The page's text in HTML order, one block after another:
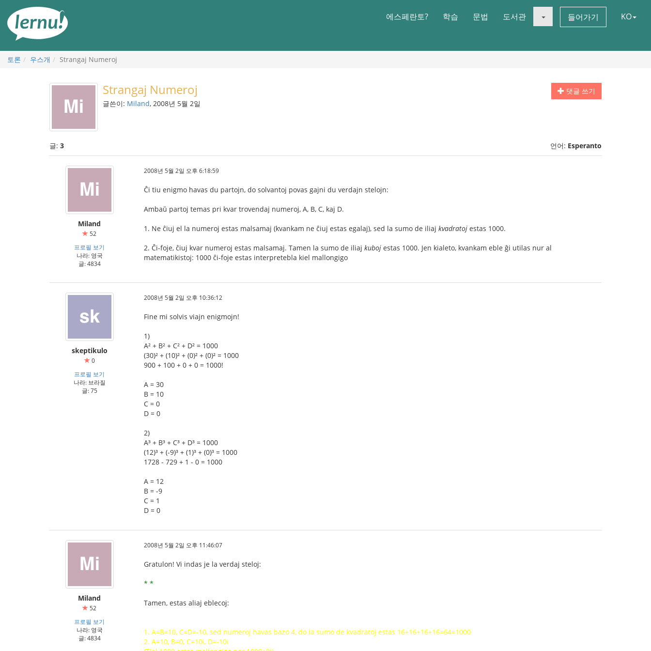
에스페란토? 학습 문법 도서관 들어가기 KO
토론 우스개 Strangaj Numeroj
댓글 쓰기
Strangaj Numeroj
글쓴이: Miland, 2008년 5월 2일
글: 3 언어: Esperanto
Miland
52
프로필 보기
나라: 영국
글: 4834
2008년 5월 2일 오후 6:18:59
Ĉi tiu enigmo havas du partojn, do solvantoj povas gajni du verdajn stelojn:
Ambaŭ partoj temas pri kvar trovendaj numeroj, A, B, C, kaj D.
1. Ne ĉiuj el la numeroj estas malsamaj (kvankam ne ĉiuj estas egalaj), sed la sumo de iliaj kvadratoj estas 1000.
2. Ĉi-foje, ĉiuj kvar numeroj estas malsamaj. Tamen la sumo de iliaj kuboj estas 1000. Jen kialeto, kvankam eble ĝi utilas nur al
matematikistoj: 1000 ĉi-foje estas interpretebla kiel mallongigo
skeptikulo
0
프로필 보기
나라: 브라질
글: 75
2008년 5월 2일 오후 10:36:12
Fine mi solvis viajn enigmojn!
1)
A² + B² + C² + D² = 1000
(30)² + (10)² + (0)² + (0)² = 1000
900 + 100 + 0 + 0 = 1000!
A = 30
B = 10
C = 0
D = 0
2)
A³ + B³ + C³ + D³ = 1000
(12)³ + (-9)³ + (1)³ + (0)³ = 1000
1728 - 729 + 1 - 0 = 1000
A = 12
B = -9
C = 1
D = 0
Miland
52
프로필 보기
나라: 영국
글: 4834
2008년 5월 2일 오후 11:46:07
Gratulon! Vi indas je la verdaj steloj:
* *
Tamen, estas aliaj eblecoj:
1. A=B=10, C=D=-10, sed numeroj havas bazo 4, do la sumo de kvadratoj estas 16+16+16+16=64=1000
2. A=10, B=0, C=10i, D=-10i